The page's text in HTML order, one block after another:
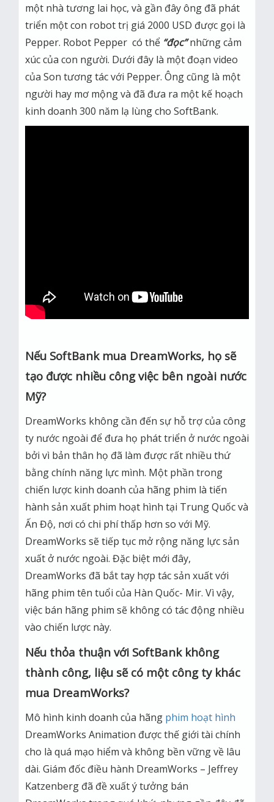
một nhà tương lai học, và gần đây ông đã phát
triển một con robot trị giá 2000 USD được gọi là
Pepper. Robot Pepper có thể “đọc”những cảm
xúc của con người. Dưới đây là một đoạn video
của Son tương tác với Pepper. Ông cũng là một
người hay mơ mộng và đã đưa ra một kế hoạch
kinh doanh 300 năm lạ lùng cho SoftBank.
Nếu SoftBank mua DreamWorks, họ sẽ
tạo được nhiều công việc bên ngoài nước
Mỹ?
DreamWorks không cần đến sự hỗ trợ của công
ty nước ngoài để đưa họ phát triển ở nước ngoài
bởi vì bản thân họ đã làm được rất nhiều thứ
bằng chính năng lực mình. Một phần trong
chiến lược kinh doanh của hãng phim là tiến
hành sản xuất phim hoạt hình tại Trung Quốc và
Ấn Độ, nơi có chi phí thấp hơn so với Mỹ.
DreamWorks sẽ tiếp tục mở rộng năng lực sản
xuất ở nước ngoài. Đặc biệt mới đây,
DreamWorks đã bắt tay hợp tác sản xuất với
hãng phim tên tuổi của Hàn Quốc- Mir. Vì vậy,
việc bán hãng phim sẽ không có tác động nhiều
vào chiến lược này.
Nếu thỏa thuận với SoftBank không
thành công, liệu sẽ có một công ty khác
mua DreamWorks?
Mô hình kinh doanh của hãng phim hoạt hình
DreamWorks Animation được thế giới tài chính
cho là quá mạo hiểm và không bền vững về lâu
dài. Giám đốc điều hành DreamWorks – Jeffrey
Katzenberg đã đề xuất ý tưởng bán